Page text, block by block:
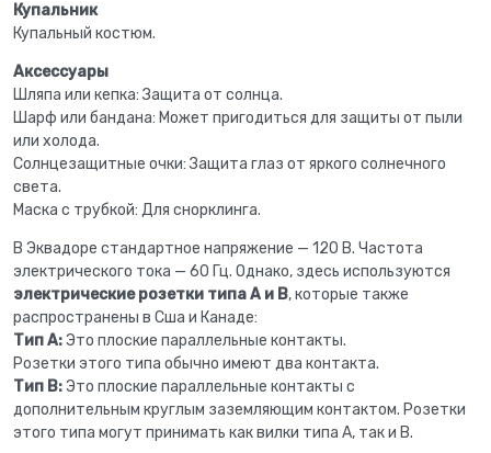
Купальник
Купальный костюм.
Аксессуары
Шляпа или кепка: Защита от солнца.
Шарф или бандана: Может пригодиться для защиты от пыли
или холода.
Солнцезащитные очки: Защита глаз от яркого солнечного
света.
Маска с трубкой: Для снорклинга.
В Эквадоре стандартное напряжение — 120 В. Частота
электрического тока — 60 Гц. Однако, здесь используются
электрические розетки типа A и B, которые также
распространены в Сша и Канаде:
Тип A:Это плоские параллельные контакты.
Розетки этого типа обычно имеют два контакта.
Тип B:Это плоские параллельные контакты с
дополнительным круглым заземляющим контактом. Розетки
этого типа могут принимать как вилки типа A, так и B.